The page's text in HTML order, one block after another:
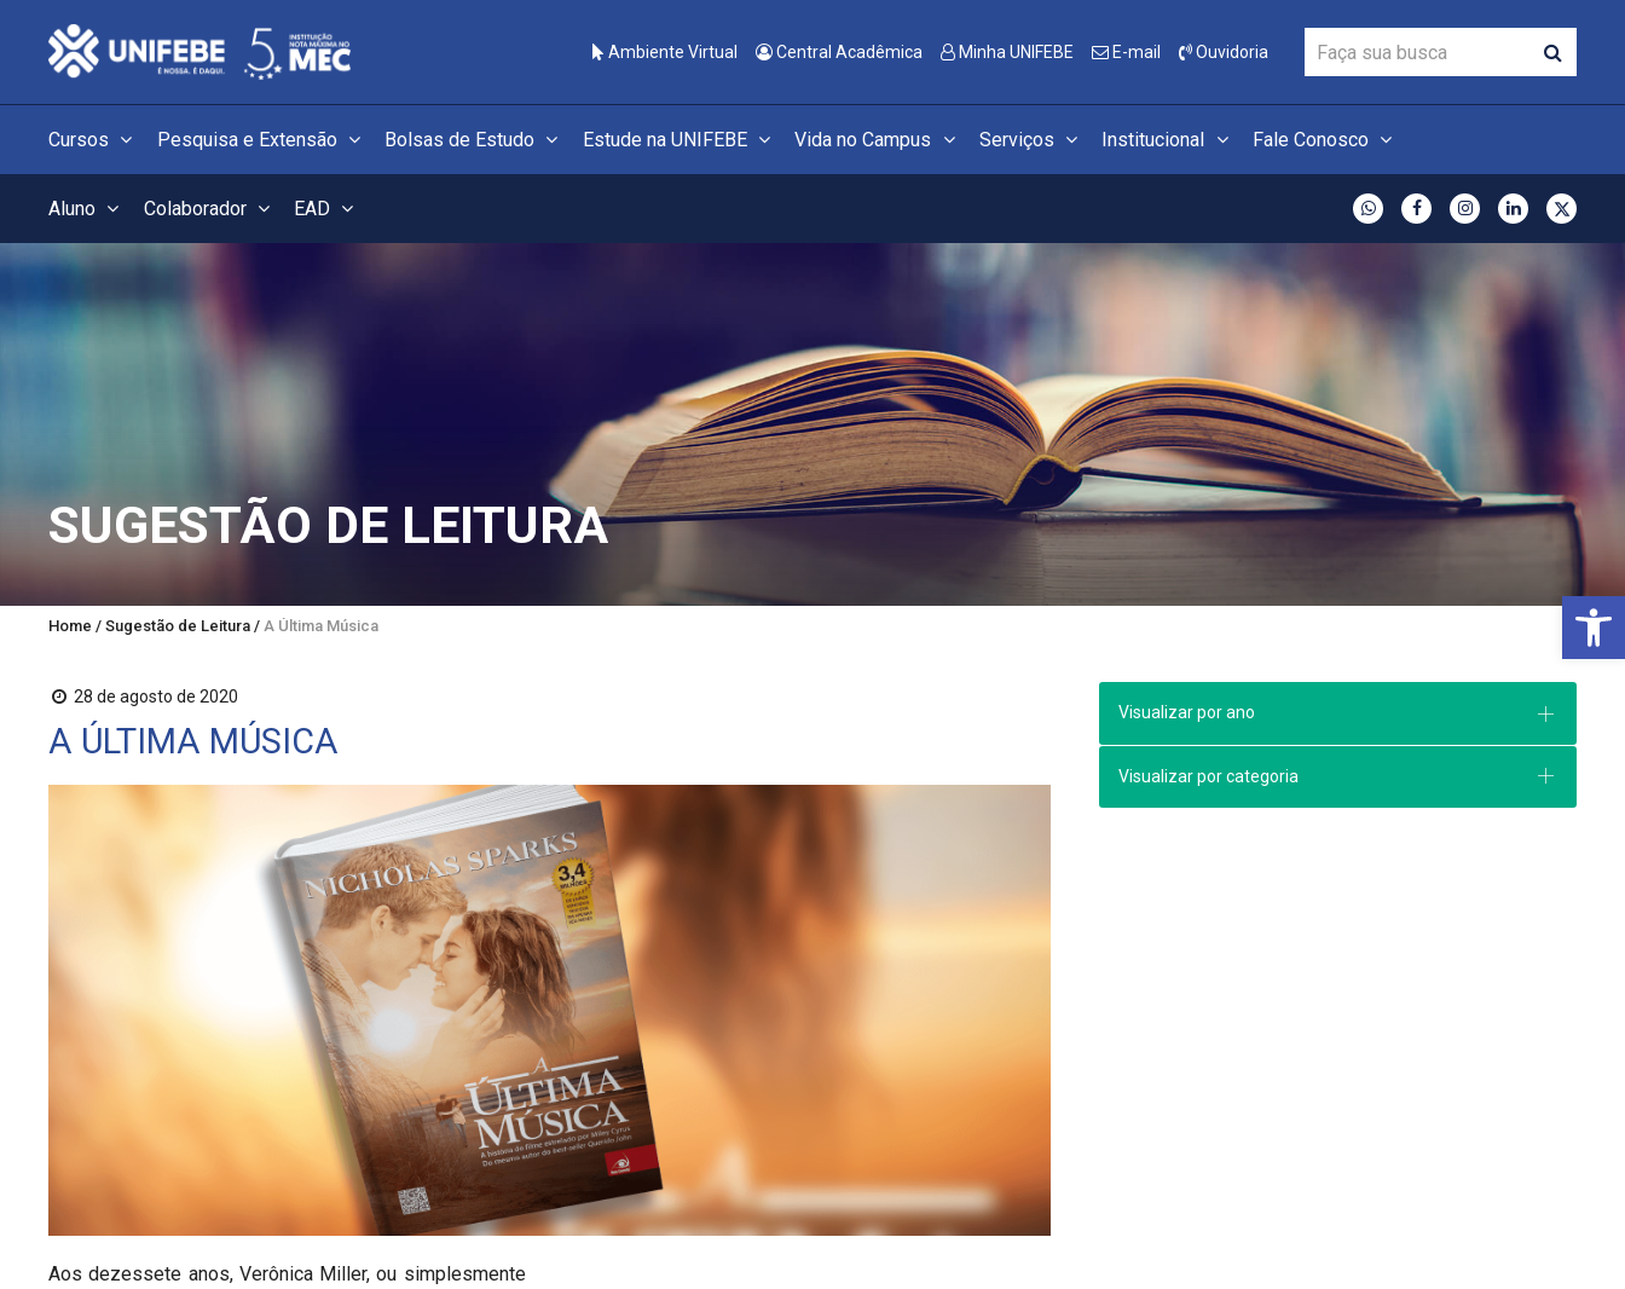
Ambiente Virtual Central Acadêmica Minha UNIFEBE E-mail Ouvidoria
Cursos Pesquisa e Extensão Bolsas de Estudo Estude na UNIFEBE Vida no Campus Serviços Institucional Fale Conosco
Aluno Colaborador EAD
SUGESTÃO DE LEITURA
Home / Sugestão de Leitura / A Última Música
28 de agosto de 2020
A ÚLTIMA MÚSICA
Aos dezessete anos, Verônica Miller, ou simplesmente
Visualizar por ano
Visualizar por categoria